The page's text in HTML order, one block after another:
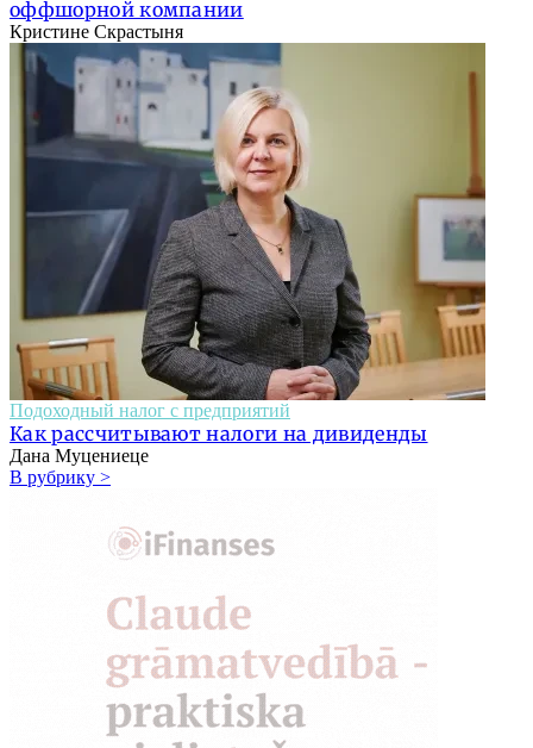
оффшорной компании
Кристине Скрастыня
Подоходный налог с предприятий
Как рассчитывают налоги на дивиденды
Дана Муцениеце
В рубрику >